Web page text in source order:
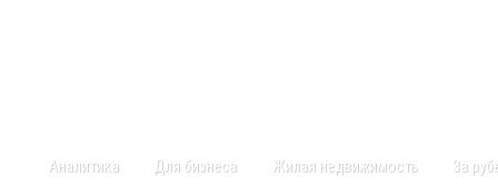
Аналитика Для бизнеса Жилая недвижимость За